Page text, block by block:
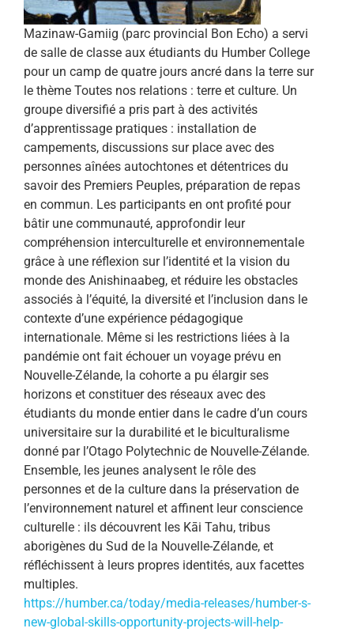
Mazinaw-Gamiig (parc provincial Bon Echo) a servi
de salle de classe aux étudiants du Humber College
pour un camp de quatre jours ancré dans la terre sur
le thème Toutes nos relations : terre et culture. Un
groupe diversifié a pris part à des activités
d’apprentissage pratiques : installation de
campements, discussions sur place avec des
personnes aînées autochtones et détentrices du
savoir des Premiers Peuples, préparation de repas
en commun. Les participants en ont profité pour
bâtir une communauté, approfondir leur
compréhension interculturelle et environnementale
grâce à une réflexion sur l’identité et la vision du
monde des Anishinaabeg, et réduire les obstacles
associés à l’équité, la diversité et l’inclusion dans le
contexte d’une expérience pédagogique
internationale. Même si les restrictions liées à la
pandémie ont fait échouer un voyage prévu en
Nouvelle-Zélande, la cohorte a pu élargir ses
horizons et constituer des réseaux avec des
étudiants du monde entier dans le cadre d’un cours
universitaire sur la durabilité et le biculturalisme
donné par l’Otago Polytechnic de Nouvelle-Zélande.
Ensemble, les jeunes analysent le rôle des
personnes et de la culture dans la préservation de
l’environnement naturel et affinent leur conscience
culturelle : ils découvrent les Kāi Tahu, tribus
aborigènes du Sud de la Nouvelle-Zélande, et
réfléchissent à leurs propres identités, aux facettes
multiples.
https://humber.ca/today/media-releases/humber-s-
new-global-skills-opportunity-projects-will-help-